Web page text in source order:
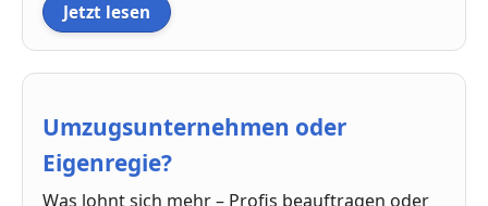
Jetzt lesen
Umzugsunternehmen oder
Eigenregie?
Was lohnt sich mehr – Profis beauftragen oder